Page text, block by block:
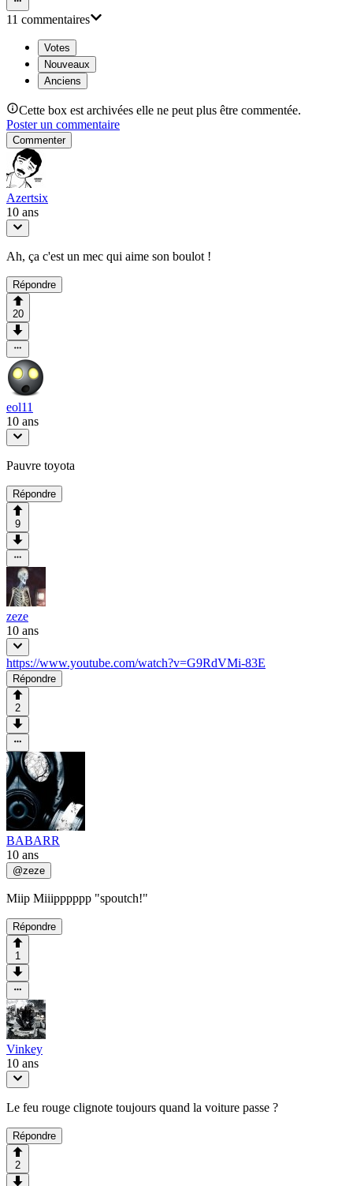
11 commentaires
Votes
Nouveaux
Anciens
Cette box est archivées elle ne peut plus être commentée.
Poster un commentaire
Commenter
Azertsix
10 ans
Ah, ça c'est un mec qui aime son boulot !
Répondre
20
eol11
10 ans
Pauvre toyota
Répondre
9
zeze
10 ans
https://www.youtube.com/watch?v=G9RdVMi-83E
Répondre
2
BABARR
10 ans
@zeze
Miip Miiipppppp "spoutch!"
Répondre
1
Vinkey
10 ans
Le feu rouge clignote toujours quand la voiture passe ?
Répondre
2